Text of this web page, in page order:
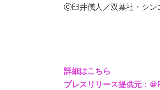
ⓒ臼井儀人／双葉社・シン
詳細はこちら
プレスリリース提供元：